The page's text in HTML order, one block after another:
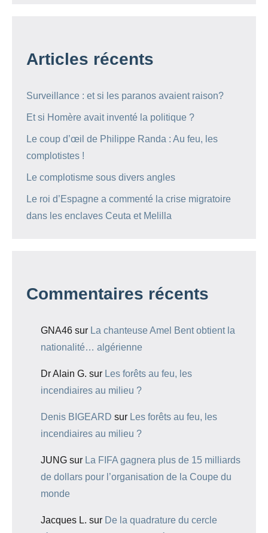
Articles récents
Surveillance : et si les paranos avaient raison?
Et si Homère avait inventé la politique ?
Le coup d’œil de Philippe Randa : Au feu, les
complotistes !
Le complotisme sous divers angles
Le roi d’Espagne a commenté la crise migratoire
dans les enclaves Ceuta et Melilla
Commentaires récents
GNA46 sur La chanteuse Amel Bent obtient la
nationalité… algérienne
Dr Alain G. sur Les forêts au feu, les
incendiaires au milieu ?
Denis BIGEARD sur Les forêts au feu, les
incendiaires au milieu ?
JUNG sur La FIFA gagnera plus de 15 milliards
de dollars pour l’organisation de la Coupe du
monde
Jacques L. sur De la quadrature du cercle